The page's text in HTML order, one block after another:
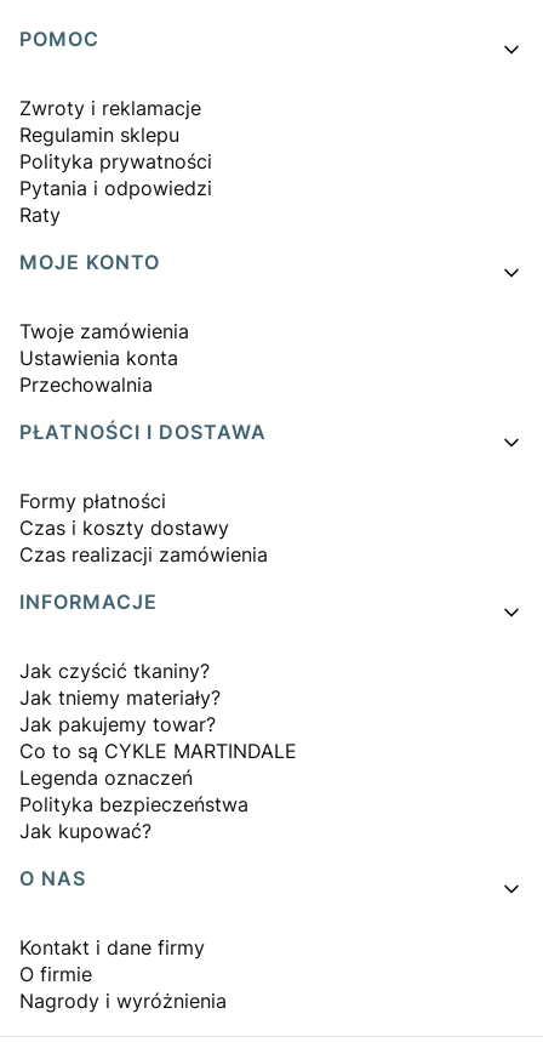
Linki w stopce
POMOC
Zwroty i reklamacje
Regulamin sklepu
Polityka prywatności
Pytania i odpowiedzi
Raty
MOJE KONTO
Twoje zamówienia
Ustawienia konta
Przechowalnia
PŁATNOŚCI I DOSTAWA
Formy płatności
Czas i koszty dostawy
Czas realizacji zamówienia
INFORMACJE
Jak czyścić tkaniny?
Jak tniemy materiały?
Jak pakujemy towar?
Co to są CYKLE MARTINDALE
Legenda oznaczeń
Polityka bezpieczeństwa
Jak kupować?
O NAS
Kontakt i dane firmy
O firmie
Nagrody i wyróżnienia